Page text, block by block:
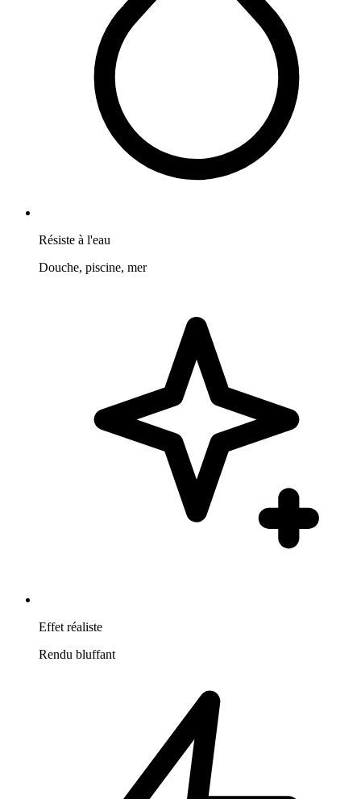
Résiste à l'eau
Douche, piscine, mer
Effet réaliste
Rendu bluffant